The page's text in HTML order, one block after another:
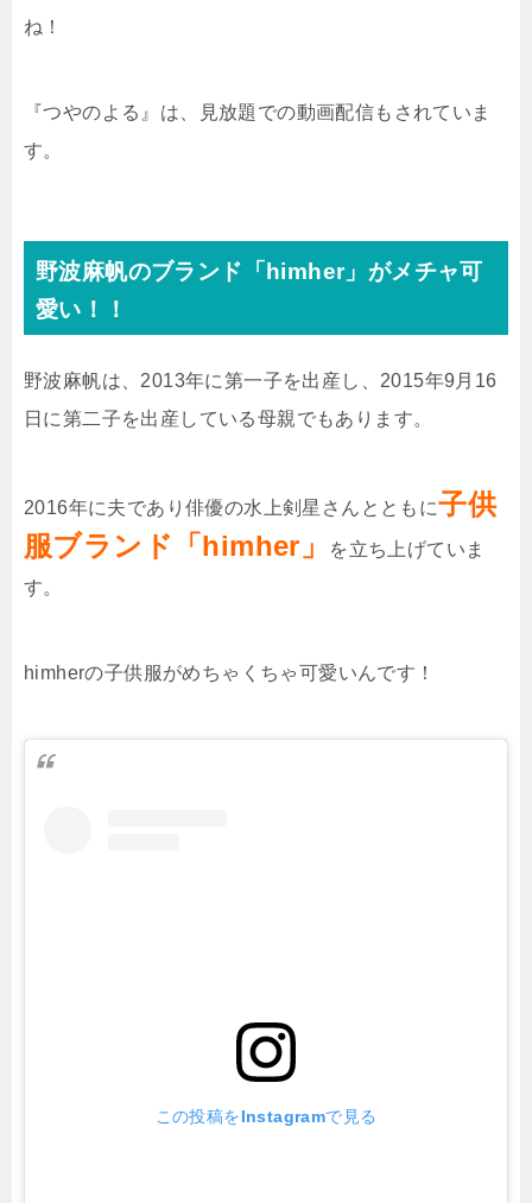
ね！
『つやのよる』は、見放題での動画配信もされていま
す。
野波麻帆のブランド「himher」がメチャ可
愛い！！
野波麻帆は、2013年に第一子を出産し、2015年9月16
日に第二子を出産している母親でもあります。
2016年に夫であり俳優の水上剣星さんとともに子供
服ブランド「himher」
を立ち上げていま
す。
himherの子供服がめちゃくちゃ可愛いんです！
この投稿をInstagramで見る